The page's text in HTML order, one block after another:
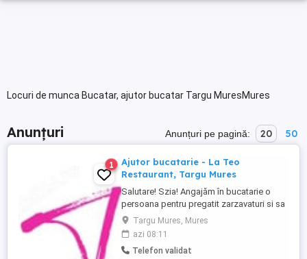
Locuri de munca Bucatar, ajutor bucatar Targu MuresMures
Anunțuri Anunțuri pe pagină: 20 50
1
Ajutor bucatarie - La Teo
Restaurant, Targu Mures
Salutare! Szia! Angajăm în bucatarie o
persoana pentru pregatit zarzavaturi si sa
fie in general de ajutor pentru bucătari.
Locatia: restaurantul La Teo (activ din
1997), str. Alexandru Papiu Ilarian nr. 1, Tg.
Mureș. Programul de muncă 2 lucrate - 2
Targu Mures, Mures
azi 08:11
Telefon validat